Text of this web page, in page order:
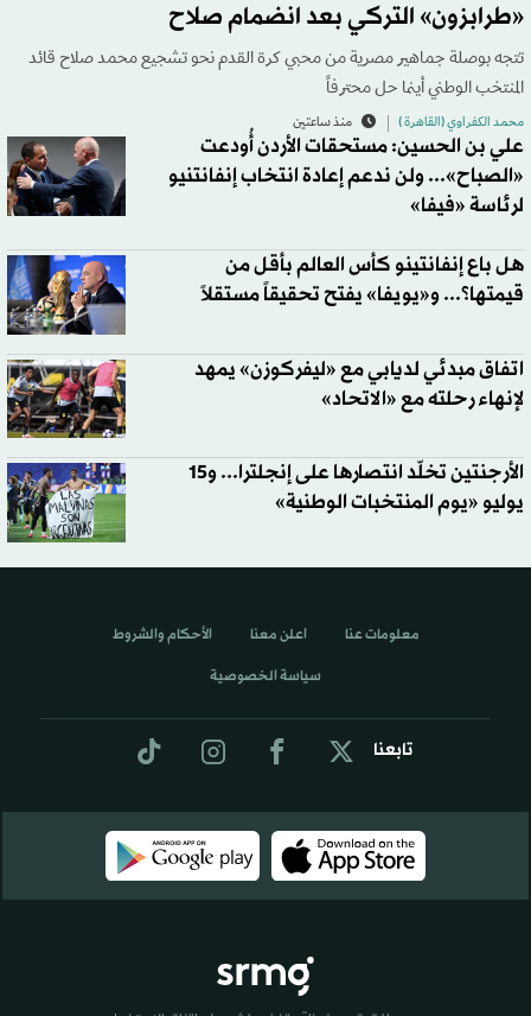
«طرابزون» التركي بعد انضمام صلاح
تتجه بوصلة جماهير مصرية من محبي كرة القدم نحو تشجيع محمد صلاح قائد
المنتخب الوطني أينما حل محترفاً
محمد الكفراوي (القاهرة ) منذ ساعتين
علي بن الحسين: مستحقات الأردن أُودعت
«الصباح»... ولن ندعم إعادة انتخاب إنفانتنيو
لرئاسة «فيفا»
هل باع إنفانتينو كأس العالم بأقل من
قيمتها؟... و«يويفا» يفتح تحقيقاً مستقلاً
اتفاق مبدئي لديابي مع «ليفركوزن» يمهد
لإنهاء رحلته مع «الاتحاد»
الأرجنتين تخلّد انتصارها على إنجلترا... و15
يوليو «يوم المنتخبات الوطنية»
تابعنا
معلومات عنا اعلن معنا الأحكام والشروط
سياسة الخصوصية